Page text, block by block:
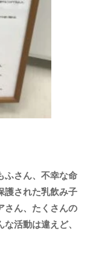
ふさん、不幸な命
護された乳飲み子
さん、たくさんの
な活動は違えど、